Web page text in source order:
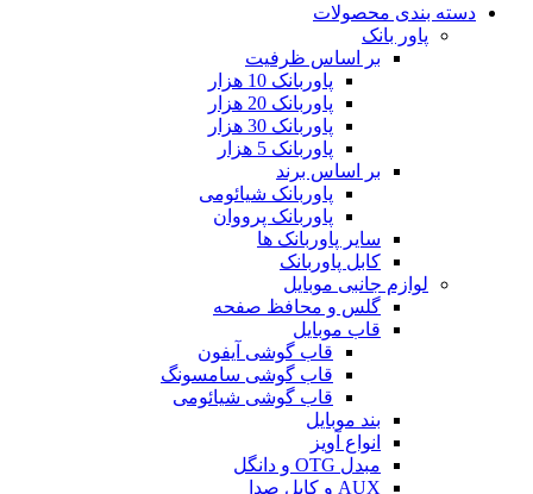
دسته بندی محصولات
پاور بانک
بر اساس ظرفیت
پاوربانک 10 هزار
پاوربانک 20 هزار
پاوربانک 30 هزار
پاوربانک 5 هزار
بر اساس برند
پاوربانک شیائومی
پاوربانک پرووان
سایر پاوربانک ها
کابل پاوربانک
لوازم جانبی موبایل
گلس و محافظ صفحه
قاب موبایل
قاب گوشی آیفون
قاب گوشی سامسونگ
قاب گوشی شیائومی
بند موبایل
انواع آویز
مبدل OTG و دانگل
AUX و کابل صدا